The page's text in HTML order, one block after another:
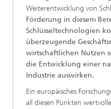
Weiterentwicklung von
Förderung in diesem
Schlüsseltechnologien
überzeugende
wirtschaftlichen Nutzen
die Entwicklung einer
Industrie auswirken.
Ein europäisches
all diesen Punkten